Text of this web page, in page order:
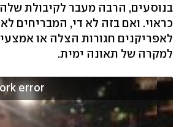
בנוסעים, הרבה מעבר לקיבולת
כראוי. ואם בזה לא די, המבריחים
לאפריקנים חגורות הצלה או
למקרה של תאונה ימית.
error